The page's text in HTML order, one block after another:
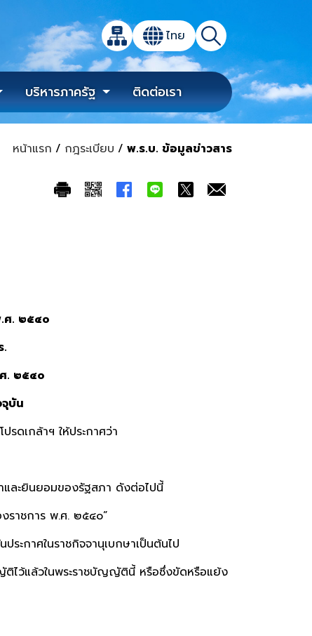
แผนผังเว็บไซต์
เปลี่ยนภาษา
ไทย ค้นหา
เปิดกล่องค้นหาข้อมูลหลักของเว็บไซต์
บริหารภาครัฐ ติดต่อเรา
หน้าแรก / กฎระเบียบ / พ.ร.บ. ข้อมูลข่าวสาร
ศ. ๒๕๔๐
. ๒๕๔๐
บัน
รดเกล้าฯ ให้ประกาศว่า
และยินยอมของรัฐสภา ดังต่อไปนี้
ราชการ พ.ศ. ๒๕๔๐”
ะกาศในราชกิจจานุเบกษาเป็นต้นไป
ไว้แล้วในพระราชบัญญัตินี้ หรือซึ่งขัดหรือแย้ง